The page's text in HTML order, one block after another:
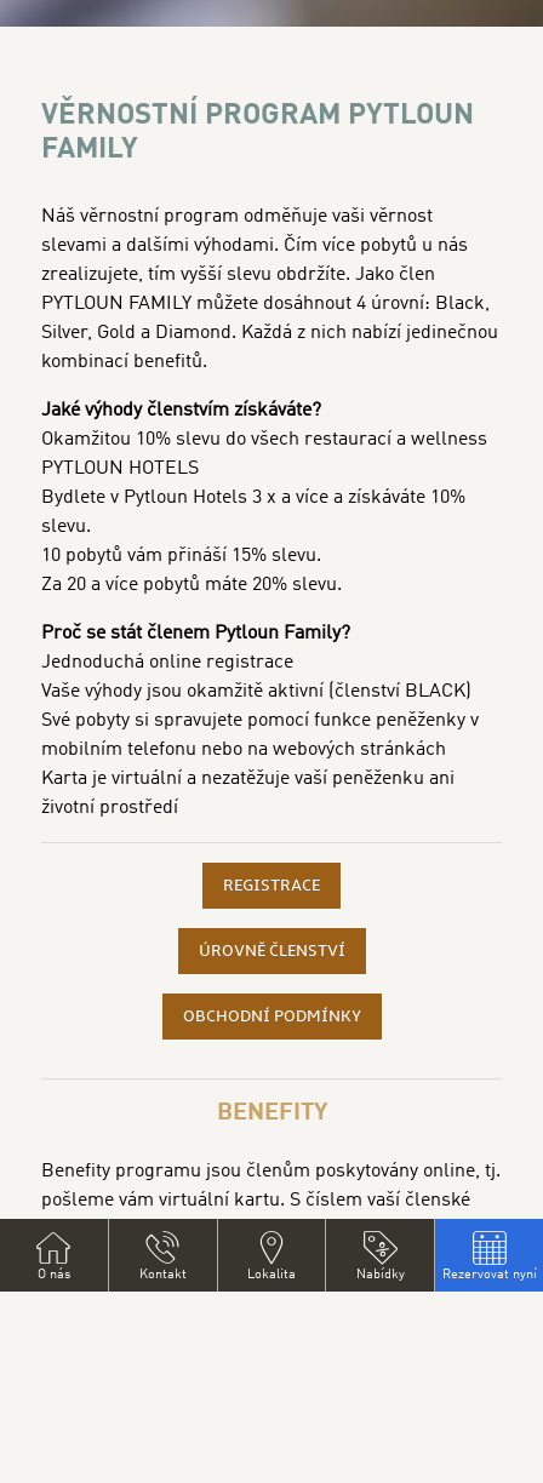
VĚRNOSTNÍ PROGRAM PYTLOUN
FAMILY
Náš věrnostní program odměňuje vaši věrnost
slevami a dalšími výhodami. Čím více pobytů u nás
zrealizujete, tím vyšší slevu obdržíte. Jako člen
PYTLOUN FAMILY můžete dosáhnout 4 úrovní: Black,
Silver, Gold a Diamond. Každá z nich nabízí jedinečnou
kombinací benefitů.
Jaké výhody členstvím získáváte?
Okamžitou 10% slevu do všech restaurací a wellness
PYTLOUN HOTELS
Bydlete v Pytloun Hotels 3 x a více a získáváte 10%
slevu.
10 pobytů vám přináší 15% slevu.
Za 20 a více pobytů máte 20% slevu.
Proč se stát členem Pytloun Family?
Jednoduchá online registrace
Vaše výhody jsou okamžitě aktivní (členství BLACK)
Své pobyty si spravujete pomocí funkce peněženky v
mobilním telefonu nebo na webových stránkách
Karta je virtuální a nezatěžuje vaší peněženku ani
životní prostředí
REGISTRACE
ÚROVNĚ ČLENSTVÍ
OBCHODNÍ PODMÍNKY
BENEFITY
Benefity programu jsou členům poskytovány online, tj.
pošleme vám virtuální kartu. S číslem vaší členské
virtuální karty si můžete rezervovat služby v našich
hotelech. Podmínky a členství platí pouze na přímé
rezervace, tj. při rezervace přes naše oficiální webové
O nás Kontakt Lokalita Nabídky Rezervovat nyní